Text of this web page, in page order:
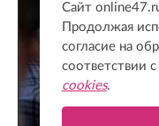
Сайт
Продолжая
согласие на
соответствии с
cookies.